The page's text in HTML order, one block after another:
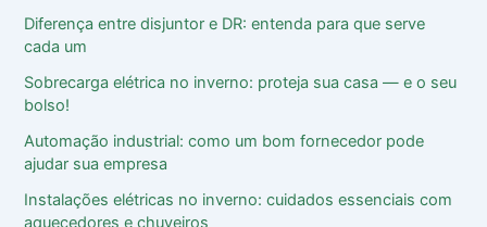
Diferença entre disjuntor e DR: entenda para que serve
cada um
Sobrecarga elétrica no inverno: proteja sua casa ― e o seu
bolso!
Automação industrial: como um bom fornecedor pode
ajudar sua empresa
Instalações elétricas no inverno: cuidados essenciais com
aquecedores e chuveiros